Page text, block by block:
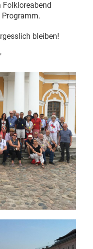
Folkloreabend
bleiben!
"